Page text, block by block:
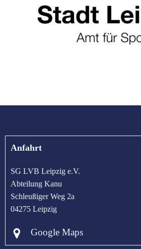
Anfahrt
SG LVB Leipzig e.V.
Abteilung Kanu
Schleußiger Weg 2a
04275 Leipzig
Google Maps